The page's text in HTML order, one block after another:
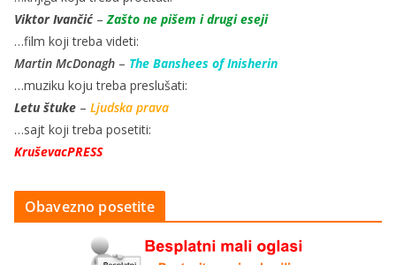
Viktor Ivančić–Zašto ne pišem i drugi eseji
…film koji treba videti:
Martin McDonagh – The Banshees of Inisherin
…muziku koju treba preslušati:
Letu štuke – Ljudska prava
…sajt koji treba posetiti:
KruševacPRESS
Obavezno posetite